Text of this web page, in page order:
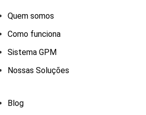
Quem somos
Como funciona
Sistema GPM
Nossas Soluções
Blog